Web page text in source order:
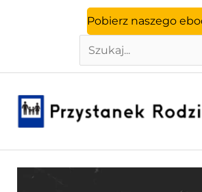
Pobierz naszego
Szukaj